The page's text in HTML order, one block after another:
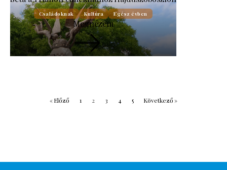
Családoknak Kultúra Egész évben
Megnézem
« Előző 1 2 3 4 5 Következő »